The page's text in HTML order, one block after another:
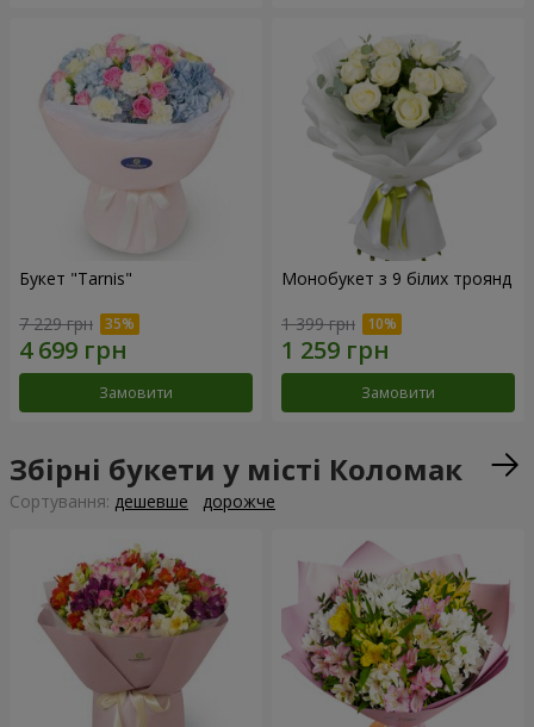
Букет "Tarnis"
7 229 грн
Замовити
Монобукет з 9 білих троянд
1 399 грн
Замовити
Збірні букети у місті Коломак
Сортування: дешевше дорожче